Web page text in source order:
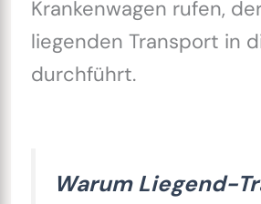
Krankenwagen rufen,
liegenden Transport in
durchführt.
Warum Liegend-